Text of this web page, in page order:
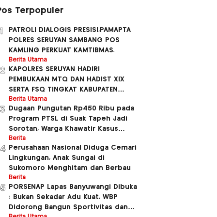
Terpopuler
PATROLI DIALOGIS PRESISI,PAMAPTA
POLRES SERUYAN SAMBANG POS
KAMLING PERKUAT KAMTIBMAS.
Berita Utama
KAPOLRES SERUYAN HADIRI
PEMBUKAAN MTQ DAN HADIST XlX
SERTA FSQ TINGKAT KABUPATEN
SERUYAN TAUHUN 2026
BERLANGSUNG MERIAH.
Berita Utama
Dugaan Pungutan Rp450 Ribu pada
Program PTSL di Suak Tapeh Jadi
Sorotan, Warga Khawatir Kasus
Sembawa Terulang
Berita
Perusahaan Nasional Diduga Cemari
Lingkungan, Anak Sungai di
Sukomoro Menghitam dan Berbau
Berita
PORSENAP Lapas Banyuwangi Dibuka
: Bukan Sekadar Adu Kuat, WBP
Didorong Bangun Sportivitas dan